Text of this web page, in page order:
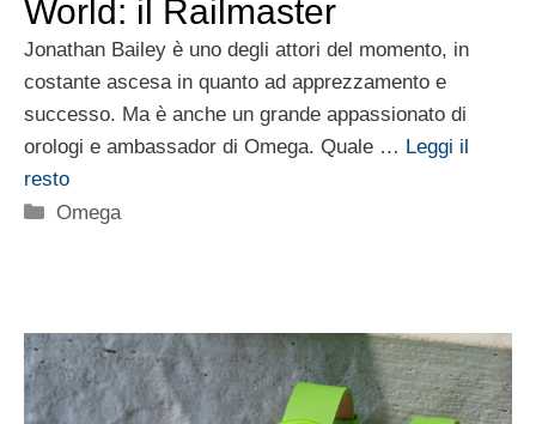
World: il Railmaster
Jonathan Bailey è uno degli attori del momento, in
costante ascesa in quanto ad apprezzamento e
successo. Ma è anche un grande appassionato di
orologi e ambassador di Omega. Quale … Leggi il
resto
Categorie
Omega